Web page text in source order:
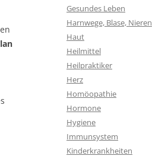
Gesundes Leben
Harnwege, Blase, Nieren
Haut
Heilmittel
Heilpraktiker
Herz
Homöopathie
Hormone
Hygiene
Immunsystem
Kinderkrankheiten